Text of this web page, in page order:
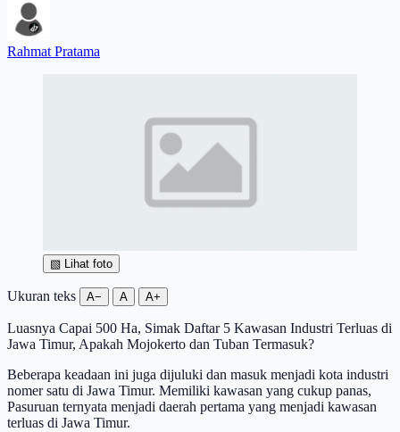
Rahmat Pratama
▧ Lihat foto
Ukuran teks A− A A+
Luasnya Capai 500 Ha, Simak Daftar 5 Kawasan Industri Terluas di
Jawa Timur, Apakah Mojokerto dan Tuban Termasuk?
Beberapa keadaan ini juga dijuluki dan masuk menjadi kota industri
nomer satu di Jawa Timur. Memiliki kawasan yang cukup panas,
Pasuruan ternyata menjadi daerah pertama yang menjadi kawasan
terluas di Jawa Timur.